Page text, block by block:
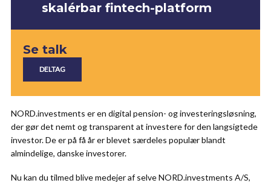
skalérbar fintech-platform
Se talk
NORD.investments er en digital pension- og investeringsløsning,
der gør det nemt og transparent at investere for den langsigtede
investor. De er på få år er blevet særdeles populær blandt
almindelige, danske investorer.
Nu kan du tilmed blive medejer af selve NORD.investments A/S,